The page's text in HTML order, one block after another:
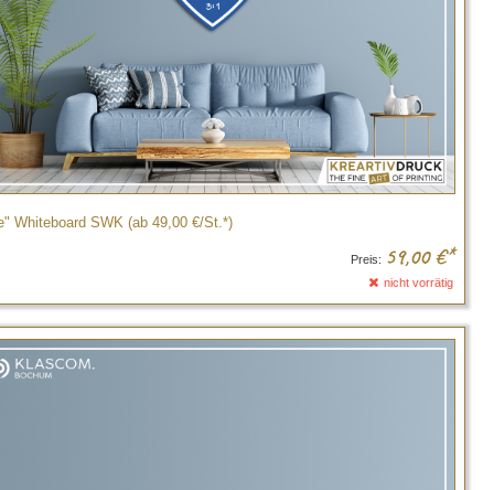
Whiteboard SWK (ab 49,00 €/St.*)
Preis: 59,00 €*
nicht vorrätig